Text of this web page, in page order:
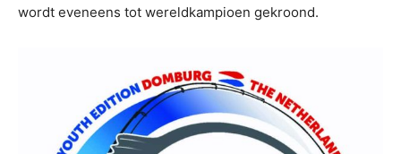
wordt eveneens tot wereldkampioen gekroond.